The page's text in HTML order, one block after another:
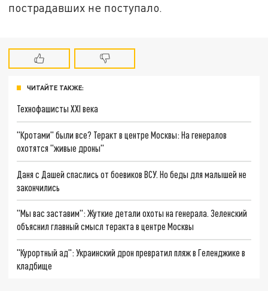
пострадавших не поступало.
ЧИТАЙТЕ ТАКЖЕ:
Технофашисты XXI века
"Кротами" были все? Теракт в центре Москвы: На генералов
охотятся "живые дроны"
Даня с Дашей спаслись от боевиков ВСУ. Но беды для малышей не
закончились
"Мы вас заставим": Жуткие детали охоты на генерала. Зеленский
объяснил главный смысл теракта в центре Москвы
"Курортный ад": Украинский дрон превратил пляж в Геленджике в
кладбище